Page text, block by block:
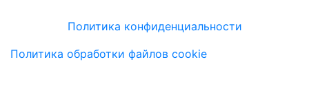
Политика конфиденциальности
Политика обработки файлов cookie